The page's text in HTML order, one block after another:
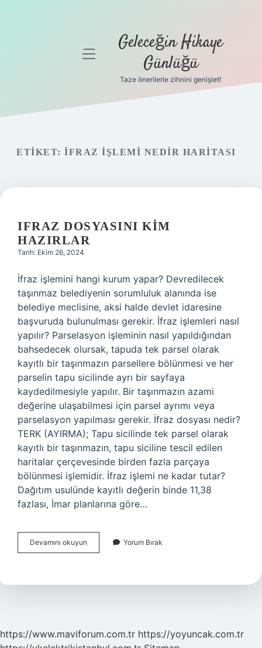
Gizlilik
Yasal Uyarı
Hakkımızda
menüyü Geleceğin Hikaye
Günlüğü
Taze önerilerle zihnini genişlet!
ETIKET: İFRAZ IŞLEMI NEDIR HARITASI
IFRAZ DOSYASINI KIM
HAZIRLAR
Tarih: Ekim 26, 2024
İfraz işlemini hangi kurum yapar? Devredilecek
taşınmaz belediyenin sorumluluk alanında ise
belediye meclisine, aksi halde devlet idaresine
başvuruda bulunulması gerekir. İfraz işlemleri nasıl
yapılır? Parselasyon işleminin nasıl yapıldığından
bahsedecek olursak, tapuda tek parsel olarak
kayıtlı bir taşınmazın parsellere bölünmesi ve her
parselin tapu sicilinde ayrı bir sayfaya
kaydedilmesiyle yapılır. Bir taşınmazın azami
değerine ulaşabilmesi için parsel ayrımı veya
parselasyon yapılması gerekir. İfraz dosyası nedir?
TERK (AYIRMA); Tapu sicilinde tek parsel olarak
kayıtlı bir taşınmazın, tapu siciline tescil edilen
haritalar çerçevesinde birden fazla parçaya
bölünmesi işlemidir. İfraz işlemi ne kadar tutar?
Dağıtım usulünde kayıtlı değerin binde 11,38
fazlası, İmar planlarına göre…
Devamını okuyun
Dosyasını
Yorum Bırak
https://www.maviforum.com.tr https://yoyuncak.com.tr